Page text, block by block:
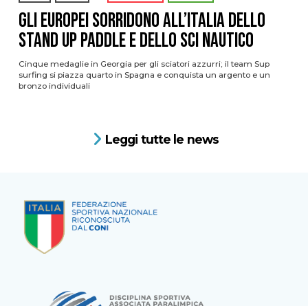
Gli Europei sorridono all’Italia dello
stand up paddle e dello sci nautico
Cinque medaglie in Georgia per gli sciatori azzurri; il team Sup
surfing si piazza quarto in Spagna e conquista un argento e un
bronzo individuali
Leggi tutte le news